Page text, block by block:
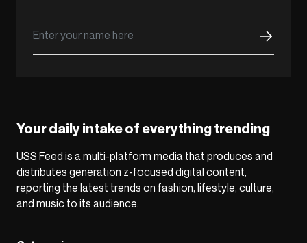
Your daily intake of everything trending
USS Feed is a multi-platform media that produces and
distributes generation z-focused digital content,
reporting the latest trends on fashion, lifestyle, culture,
and music to its audience.